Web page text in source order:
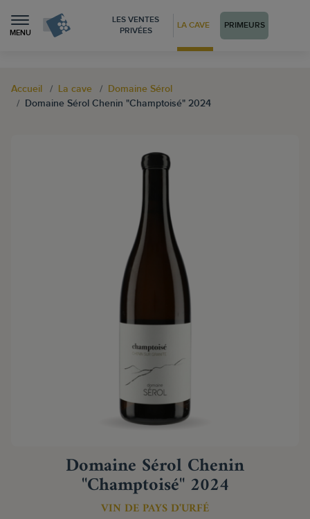
MENU
LES VENTES
PRIVÉES
LA CAVE PRIMEURS
Accueil La cave
Domaine Sérol
Domaine Sérol Chenin "Champtoisé" 2024
Domaine Sérol Chenin
"Champtoisé" 2024
VIN DE PAYS D'URFÉ